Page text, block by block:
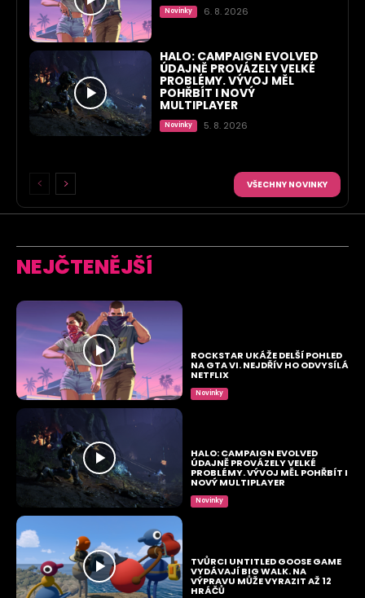
Novinky 6. 8. 2026
HALO: CAMPAIGN EVOLVED
ÚDAJNĚ PROVÁZELY VELKÉ
PROBLÉMY. VÝVOJ MĚL
POHŘBÍT I NOVÝ
MULTIPLAYER
Novinky 5. 8. 2026
VŠECHNY NOVINKY
NEJČTENĚJŠÍ
ROCKSTAR UKÁŽE DELŠÍ POHLED
NA GTA VI. NEJDŘÍV HO ODVYSÍLÁ
NETFLIX
Novinky
HALO: CAMPAIGN EVOLVED
ÚDAJNĚ PROVÁZELY VELKÉ
PROBLÉMY. VÝVOJ MĚL POHŘBÍT I
NOVÝ MULTIPLAYER
Novinky
TVŮRCI UNTITLED GOOSE GAME
VYDÁVAJÍ BIG WALK. NA
VÝPRAVU MŮŽE VYRAZIT AŽ 12
HRÁČŮ